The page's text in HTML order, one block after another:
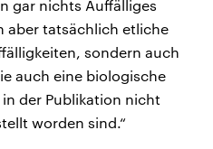
gar nichts Auffälliges
aber tatsächlich etliche
sondern auch
auch eine biologische
der Publikation nicht
worden sind.“